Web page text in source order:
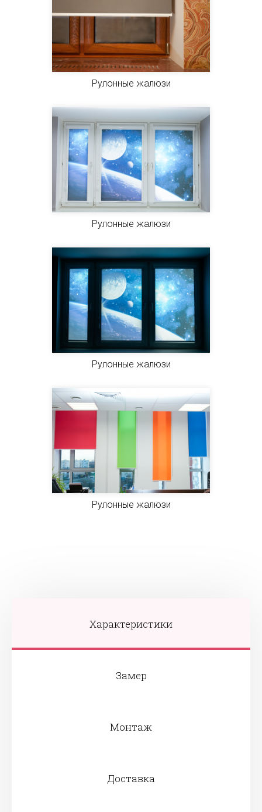
Рулонные жалюзи
Рулонные жалюзи
Рулонные жалюзи
Рулонные жалюзи
Характеристики
Замер
Монтаж
Доставка